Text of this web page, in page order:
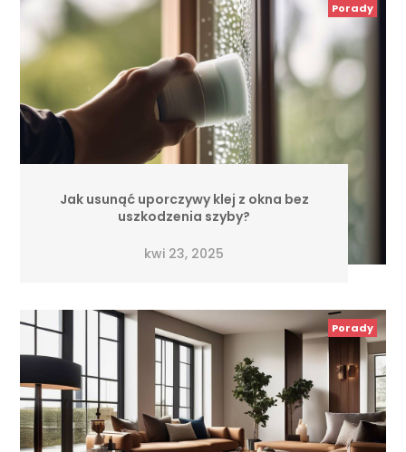
Porady
Jak usunąć uporczywy klej z okna bez
uszkodzenia szyby?
kwi 23, 2025
Porady